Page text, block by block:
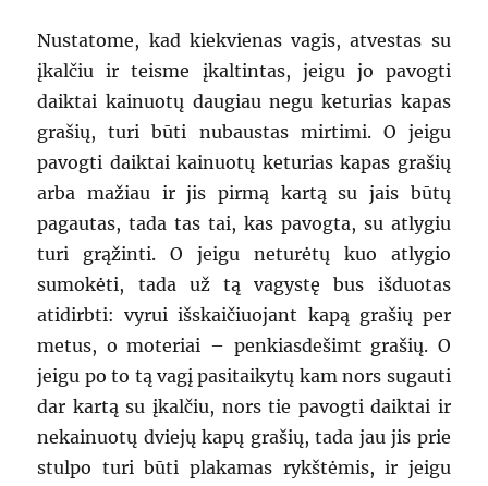
Nustatome, kad kiekvienas vagis, atvestas su
įkalčiu ir teisme įkaltintas, jeigu jo pavogti
daiktai kainuotų daugiau negu keturias kapas
grašių, turi būti nubaustas mirtimi. O jeigu
pavogti daiktai kainuotų keturias kapas grašių
arba mažiau ir jis pirmą kartą su jais būtų
pagautas, tada tas tai, kas pavogta, su atlygiu
turi grąžinti. O jeigu neturėtų kuo atlygio
sumokėti, tada už tą vagystę bus išduotas
atidirbti: vyrui išskaičiuojant kapą grašių per
metus, o moteriai – penkiasdešimt grašių. O
jeigu po to tą vagį pasitaikytų kam nors sugauti
dar kartą su įkalčiu, nors tie pavogti daiktai ir
nekainuotų dviejų kapų grašių, tada jau jis prie
stulpo turi būti plakamas rykštėmis, ir jeigu